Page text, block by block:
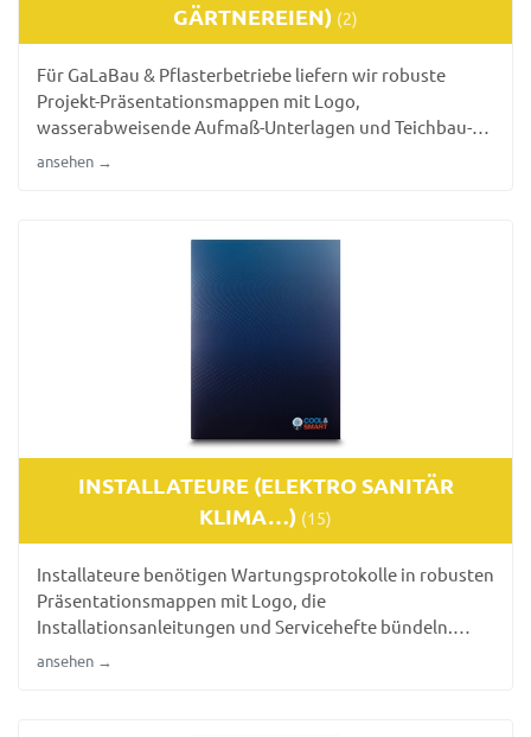
GÄRTNEREIEN) (2)
Für GaLaBau & Pflasterbetriebe liefern wir robuste
Projekt-Präsentationsmappen mit Logo,
wasserabweisende Aufmaß-Unterlagen und Teichbau-
Hüllen. Das Ergebnis ist widerstandsfähig und perfekt
ansehen →
INSTALLATEURE (ELEKTRO SANITÄR
KLIMA…) (15)
Installateure benötigen Wartungsprotokolle in robusten
Präsentationsmappen mit Logo, die
Installationsanleitungen und Servicehefte bündeln.
Wasserfeste und UV-beständige Lösungen sind für
ansehen →